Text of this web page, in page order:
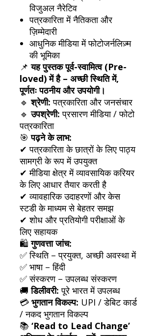
विजुअल नैरेटिव
पत्रकारिता में नैतिकता और
ज़िम्मेदारी
आधुनिक मीडिया में फोटोजर्नलिज़्म
की भूमिका
📌यह पुस्तक पूर्व-स्वामित्व (Pre-
loved) में है – अच्छी स्थिति में,
पूर्णतः पठनीय और उपयोगी।
🔹श्रेणी: पत्रकारिता और जनसंचार
🔹उपश्रेणी: प्रसारण मीडिया / फोटो
पत्रकारिता
🎯पढ़ने के लाभ:
✔ पत्रकारिता के छात्रों के लिए पाठ्य
सामग्री के रूप में उपयुक्त
✔ मीडिया क्षेत्र में व्यावसायिक करियर
के लिए आधार तैयार करती है
✔ व्यावहारिक उदाहरणों और केस
स्टडी के माध्यम से बेहतर समझ
✔ शोध और प्रतियोगी परीक्षाओं के
लिए सहायक
🛍️गुणवत्ता जांच:
✅ स्थिति – प्रयुक्त, अच्छी अवस्था में
✅ भाषा – हिंदी
✅ संस्करण – उपलब्ध संस्करण
🚚डिलीवरी: पूरे भारत में उपलब्ध
💳 भुगतान विकल्प: UPI / डेबिट कार्ड
/ नकद भुगतान विकल्प
📚 ‘Read to Lead Change’